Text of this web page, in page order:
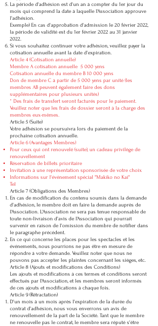
La période d'adhésion est d'un an à compter du 1er jour du
mois qui comprend la date à laquelle l'Association approuve
l'adhésion.
Exemple) En cas d'approbation d'admission le 20 février 2022,
la période de validité est du 1er février 2022 au 31 janvier
2022.
Si vous souhaitez continuer votre adhésion, veuillez payer la
cotisation annuelle avant la date d'expiration.
Article 4 (Cotisation annuelle)
Membre A cotisation annuelle 5 000 yens
Cotisation annuelle du membre B 10 000 yens
Don de membre C à partir de 5 000 yens par unité (les
membres AB peuvent également faire des dons
supplémentaires pour plusieurs unités)
* Des frais de transfert seront facturés pour le paiement.
Veuillez noter que les frais de dossier seront à la charge des
membres eux-mêmes.
Article 5 (Suite)
Votre adhésion se poursuivra lors du paiement de la
prochaine cotisation annuelle.
Article 6 (Avantages Membres)
Pour ceux qui ont renouvelé (suite), un cadeau privilège de
renouvellement
Réservation de billets prioritaire
Invitation à une représentation sponsorisée de votre choix
Informations sur l'événement spécial "Makiko no Kai"
Tel
Article 7 (Obligations des Membres)
En cas de modification du contenu soumis dans la demande
d'adhésion, le membre doit en faire la demande auprès de
l'Association. L'Association ne sera pas tenue responsable de
toute non-livraison d'avis de l'Association qui pourrait
survenir en raison de l'omission du membre de notifier dans
le paragraphe précédent.
En ce qui concerne les places pour les spectacles et les
événements, nous pourrions ne pas être en mesure de
répondre à votre demande. Veuillez noter que nous ne
pouvons pas accepter les plaintes concernant les sièges, etc.
Article 8 (Ajouts et modifications des Conditions)
Les ajouts et modifications à ces termes et conditions seront
effectués par l'Association, et les membres seront informés
de ces ajouts et modifications à chaque fois.
Article 9 (Rétractation)
D'un mois à un mois après l'expiration de la durée du
contrat d'adhésion, nous vous enverrons un avis de
renouvellement de la part de la Société. Tant que le membre
ne renouvelle pas le contrat, le membre sera réputé s'être